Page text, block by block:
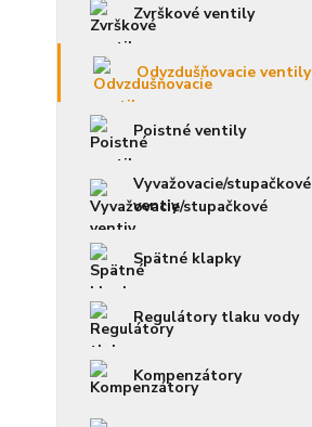
Zvrškové ventily
Odvzdušňovacie ventily
Poistné ventily
Vyvažovacie/stupačkové
ventiy
Spätné klapky
Regulátory tlaku vody
Kompenzátory